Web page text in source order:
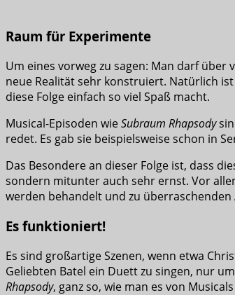
Raum für Experimente
Um eines vorweg zu sagen: Man darf
neue Realität sehr konstruiert. Natürlich
diese Folge einfach so viel Spaß macht.
Musical-Episoden wieSubraum Rhapsody
redet. Es gab sie beispielsweise schon in
Das Besondere an dieser Folge ist, dass
sondern mitunter auch sehr ernst. Vor
werden behandelt und zu überraschenden
Es funktioniert!
Es sind großartige Szenen, wenn etwa
Geliebten Batel ein Duett zu singen, nur
Rhapsody, ganz so, wie man es von